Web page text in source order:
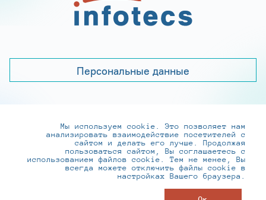
Персональные данные
+7 (495) 737-6192, 8-800-250-0-260
practice@infotecs.ru,hr@infotecs.ru
127273, г. Москва, Отрадная ул., 2Б строение 1
Мы используем cookie. Это позволяет нам
анализировать взаимодействие посетителей с
сайтом и делать его лучше. Продолжая
пользоваться сайтом, Вы соглашаетесь с
использованием файлов cookie. Тем не менее, Вы
всегда можете отключить файлы cookie в
настройках Вашего браузера.